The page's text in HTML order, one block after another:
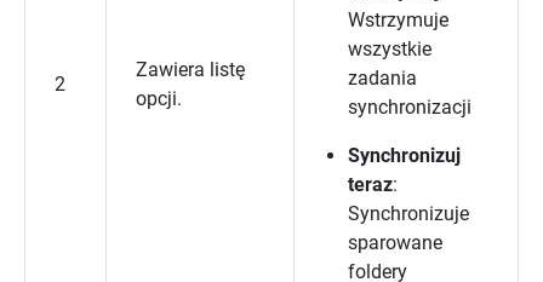
2
Zawiera listę
opcji.
Wstrzymuje
wszystkie
zadania
synchronizacji
Synchronizuj
teraz:
Synchronizuje
sparowane
foldery